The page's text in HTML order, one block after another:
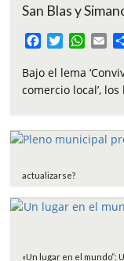
San Blas y
F
c
e
o
T
i
t
r
W
a
t
p
p
E
a
i
Bajo el lema
comercio local’,
actualizarse?
«Un lugar en el mundo”: